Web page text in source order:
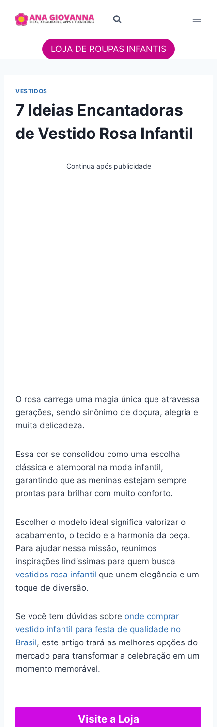
para
LOJA DE ROUPAS INFANTIS
VESTIDOS
7 Ideias Encantadoras
de Vestido Rosa Infantil
Continua após publicidade
O rosa carrega uma magia única que atravessa
gerações, sendo sinônimo de doçura, alegria e
muita delicadeza.
Essa cor se consolidou como uma escolha
clássica e atemporal na moda infantil,
garantindo que as meninas estejam sempre
prontas para brilhar com muito conforto.
Escolher o modelo ideal significa valorizar o
acabamento, o tecido e a harmonia da peça.
Para ajudar nessa missão, reunimos
inspirações lindíssimas para quem busca
vestidos rosa infantil que unem elegância e um
toque de diversão.
Se você tem dúvidas sobre onde comprar
vestido infantil para festa de qualidade no
Brasil, este artigo trará as melhores opções do
mercado para transformar a celebração em um
momento memorável.
Visite a Loja